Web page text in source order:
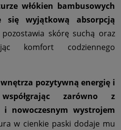
włókien bambusowych
się wyjątkową absorpcją
skórę suchą oraz
komfort codziennego
pozytywną energię i
zarówno z
nowoczesnym wystrojem
w cienkie paski dodaje mu